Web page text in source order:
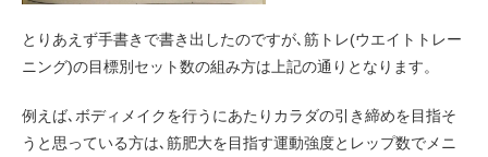
とりあえず手書きで書き出したのですが､筋トレ(ウエイトトレー
ニング)の目標別セット数の組み方は上記の通りとなります。
例えば､ボディメイクを行うにあたりカラダの引き締めを目指そ
うと思っている方は､筋肥大を目指す運動強度とレップ数でメニ